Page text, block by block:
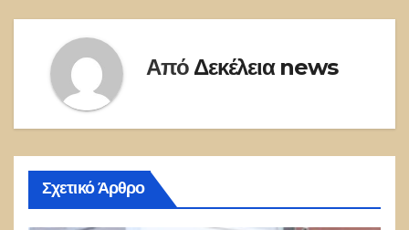
Από Δεκέλεια news
Σχετικό Άρθρο